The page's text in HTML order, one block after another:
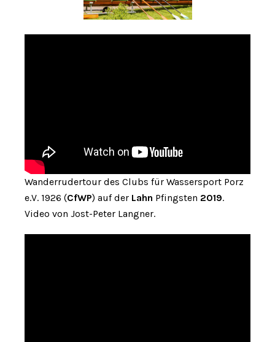
Wanderrudertour des Clubs für Wassersport Porz
e.V. 1926 (CfWP) auf der Lahn Pfingsten 2019.
Video von Jost-Peter Langner.